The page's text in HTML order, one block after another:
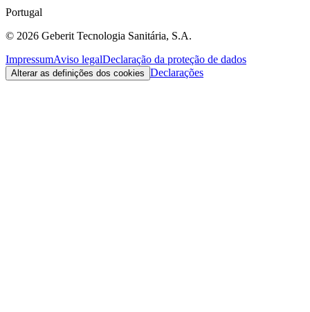
Portugal
© 2026 Geberit Tecnologia Sanitária, S.A.
ImpressumAviso legalDeclaração da proteção de dados
Alterar as definições dos cookies Declarações